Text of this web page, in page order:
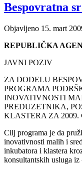
Bespovratna
Objavljeno 15. mart
REPUBLIČKA
JAVNI POZIV
ZA DODELU
PROGRAMA
INOVATIVNOSTI
PREDUZETNIKA,
KLASTERA ZA 2009.
Cilj programa je da
inovativnosti malih i
inkubatora i klastera
konsultantskih usluga iz